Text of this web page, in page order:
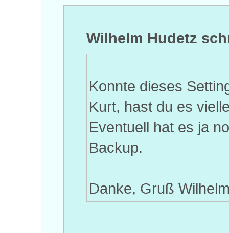
Wilhelm Hudetz
Konnte dieses
Kurt, hast du es
Eventuell hat es ja
Backup.
Danke, Gruß